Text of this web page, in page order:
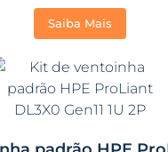
Saiba Mais